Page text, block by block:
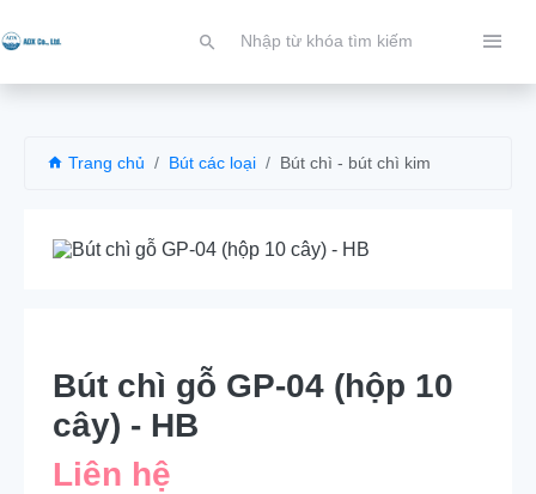
Trang chủ Bút các loại Bút chì - bút chì kim
Bút chì gỗ GP-04 (hộp 10
cây) - HB
Liên hệ